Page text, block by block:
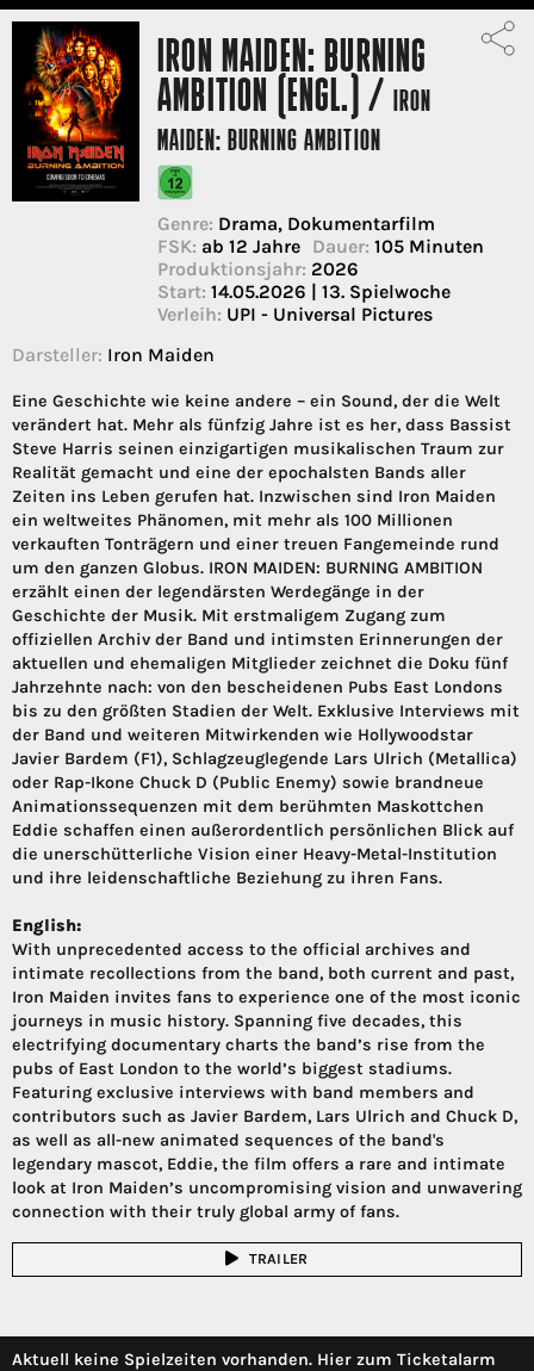
IRON MAIDEN: BURNING
AMBITION (ENGL.) / IRON
MAIDEN: BURNING AMBITION
Genre: Drama, Dokumentarfilm
FSK: ab 12 Jahre Dauer: 105 Minuten
Produktionsjahr: 2026
Start: 14.05.2026 | 13. Spielwoche
Verleih: UPI - Universal Pictures
Darsteller: Iron Maiden
Eine Geschichte wie keine andere – ein Sound, der die Welt
verändert hat. Mehr als fünfzig Jahre ist es her, dass Bassist
Steve Harris seinen einzigartigen musikalischen Traum zur
Realität gemacht und eine der epochalsten Bands aller
Zeiten ins Leben gerufen hat. Inzwischen sind Iron Maiden
ein weltweites Phänomen, mit mehr als 100 Millionen
verkauften Tonträgern und einer treuen Fangemeinde rund
um den ganzen Globus. IRON MAIDEN: BURNING AMBITION
erzählt einen der legendärsten Werdegänge in der
Geschichte der Musik. Mit erstmaligem Zugang zum
offiziellen Archiv der Band und intimsten Erinnerungen der
aktuellen und ehemaligen Mitglieder zeichnet die Doku fünf
Jahrzehnte nach: von den bescheidenen Pubs East Londons
bis zu den größten Stadien der Welt. Exklusive Interviews mit
der Band und weiteren Mitwirkenden wie Hollywoodstar
Javier Bardem (F1), Schlagzeuglegende Lars Ulrich (Metallica)
oder Rap-Ikone Chuck D (Public Enemy) sowie brandneue
Animationssequenzen mit dem berühmten Maskottchen
Eddie schaffen einen außerordentlich persönlichen Blick auf
die unerschütterliche Vision einer Heavy-Metal-Institution
und ihre leidenschaftliche Beziehung zu ihren Fans.
English:
With unprecedented access to the official archives and
intimate recollections from the band, both current and past,
Iron Maiden invites fans to experience one of the most iconic
journeys in music history. Spanning five decades, this
electrifying documentary charts the band’s rise from the
pubs of East London to the world’s biggest stadiums.
Featuring exclusive interviews with band members and
contributors such as Javier Bardem, Lars Ulrich and Chuck D,
as well as all-new animated sequences of the band's
legendary mascot, Eddie, the film offers a rare and intimate
look at Iron Maiden’s uncompromising vision and unwavering
connection with their truly global army of fans.
TRAILER
Aktuell keine Spielzeiten vorhanden. Hier zum Ticketalarm